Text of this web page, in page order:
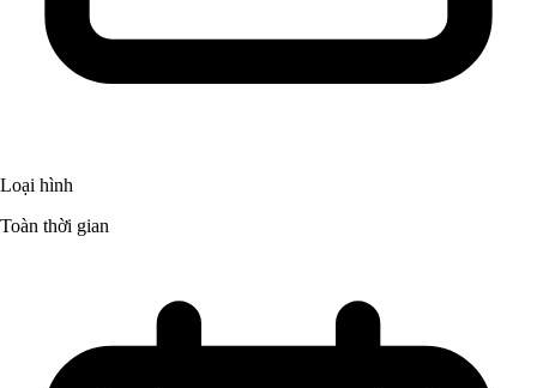
Loại hình
Toàn thời gian